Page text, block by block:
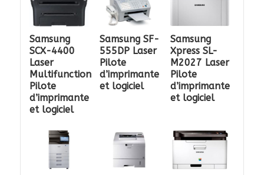
Samsung
SCX-4400
Laser
Multifunction
Pilote
d’imprimante
et logiciel
Samsung SF-
555DP Laser
Pilote
d’imprimante
et logiciel
Samsung
Xpress SL-
M2027 Laser
Pilote
d’imprimante
et logiciel